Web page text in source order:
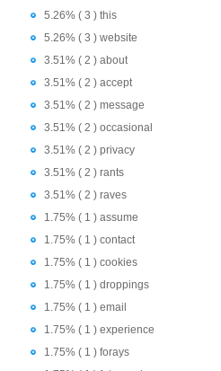
5.26% ( 3 ) this
5.26% ( 3 ) website
3.51% ( 2 ) about
3.51% ( 2 ) accept
3.51% ( 2 ) message
3.51% ( 2 ) occasional
3.51% ( 2 ) privacy
3.51% ( 2 ) rants
3.51% ( 2 ) raves
1.75% ( 1 ) assume
1.75% ( 1 ) contact
1.75% ( 1 ) cookies
1.75% ( 1 ) droppings
1.75% ( 1 ) email
1.75% ( 1 ) experience
1.75% ( 1 ) forays